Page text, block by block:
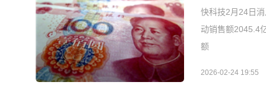
快科技2月24日
动销售额2045.4
额
2026-02-24 19:55